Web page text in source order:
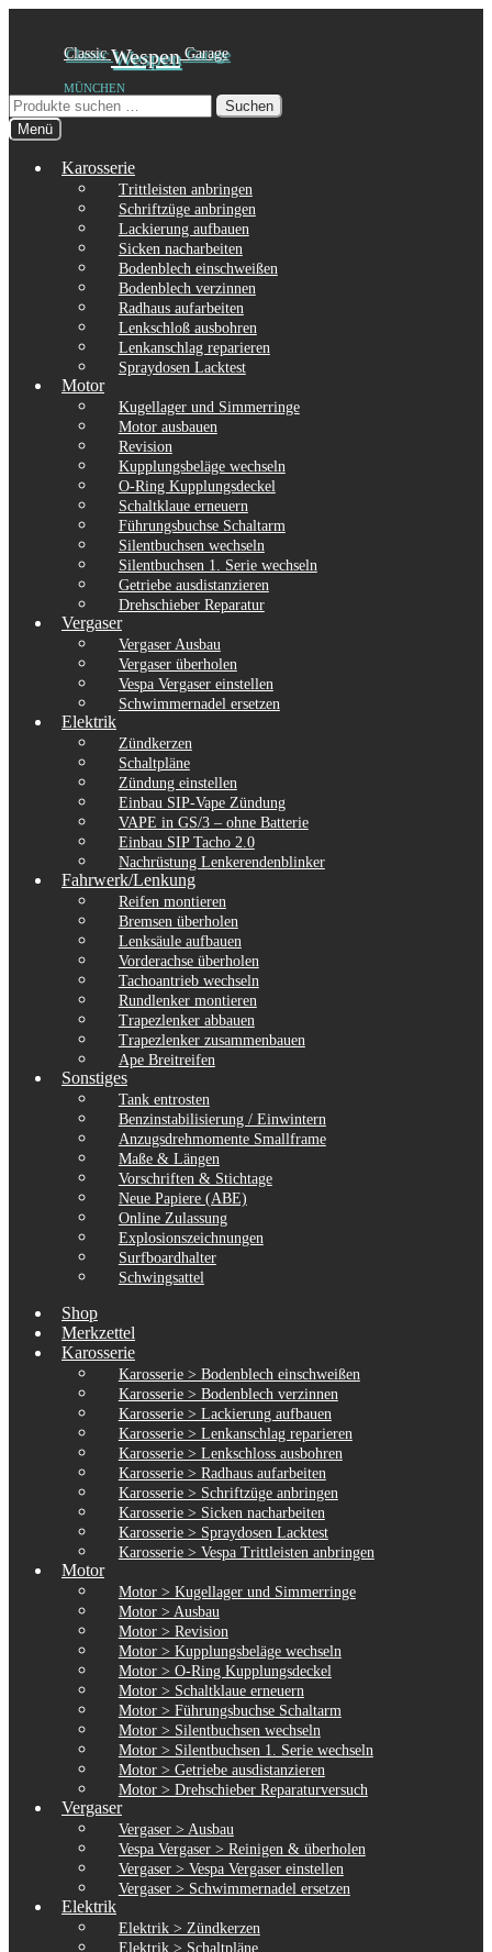
springen
springen
ClassicWespen Garage
MÜNCHEN
Suchen
nach:
Suchen
Menü
Karosserie
Trittleisten anbringen
Schriftzüge anbringen
Lackierung aufbauen
Sicken nacharbeiten
Bodenblech einschweißen
Bodenblech verzinnen
Radhaus aufarbeiten
Lenkschloß ausbohren
Lenkanschlag reparieren
Spraydosen Lacktest
Motor
Kugellager und Simmerringe
Motor ausbauen
Revision
Kupplungsbeläge wechseln
O-Ring Kupplungsdeckel
Schaltklaue erneuern
Führungsbuchse Schaltarm
Silentbuchsen wechseln
Silentbuchsen 1. Serie wechseln
Getriebe ausdistanzieren
Drehschieber Reparatur
Vergaser
Vergaser Ausbau
Vergaser überholen
Vespa Vergaser einstellen
Schwimmernadel ersetzen
Elektrik
Zündkerzen
Schaltpläne
Zündung einstellen
Einbau SIP-Vape Zündung
VAPE in GS/3 – ohne Batterie
Einbau SIP Tacho 2.0
Nachrüstung Lenkerendenblinker
Fahrwerk/Lenkung
Reifen montieren
Bremsen überholen
Lenksäule aufbauen
Vorderachse überholen
Tachoantrieb wechseln
Rundlenker montieren
Trapezlenker abbauen
Trapezlenker zusammenbauen
Ape Breitreifen
Sonstiges
Tank entrosten
Benzinstabilisierung / Einwintern
Anzugsdrehmomente Smallframe
Maße & Längen
Vorschriften & Stichtage
Neue Papiere (ABE)
Online Zulassung
Explosionszeichnungen
Surfboardhalter
Schwingsattel
Shop
Merkzettel
Karosserie
Karosserie > Bodenblech einschweißen
Karosserie > Bodenblech verzinnen
Karosserie > Lackierung aufbauen
Karosserie > Lenkanschlag reparieren
Karosserie > Lenkschloss ausbohren
Karosserie > Radhaus aufarbeiten
Karosserie > Schriftzüge anbringen
Karosserie > Sicken nacharbeiten
Karosserie > Spraydosen Lacktest
Karosserie > Vespa Trittleisten anbringen
Motor
Motor > Kugellager und Simmerringe
Motor > Ausbau
Motor > Revision
Motor > Kupplungsbeläge wechseln
Motor > O-Ring Kupplungsdeckel
Motor > Schaltklaue erneuern
Motor > Führungsbuchse Schaltarm
Motor > Silentbuchsen wechseln
Motor > Silentbuchsen 1. Serie wechseln
Motor > Getriebe ausdistanzieren
Motor > Drehschieber Reparaturversuch
Vergaser
Vergaser > Ausbau
Vespa Vergaser > Reinigen & überholen
Vergaser > Vespa Vergaser einstellen
Vergaser > Schwimmernadel ersetzen
Elektrik
Elektrik > Zündkerzen
Elektrik > Schaltpläne